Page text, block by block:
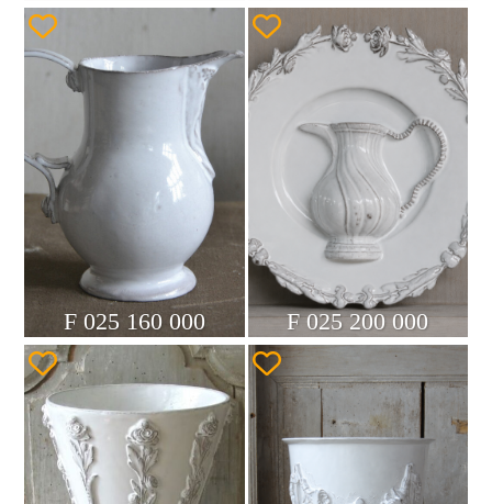
F 025 160 000 F 025 200 000